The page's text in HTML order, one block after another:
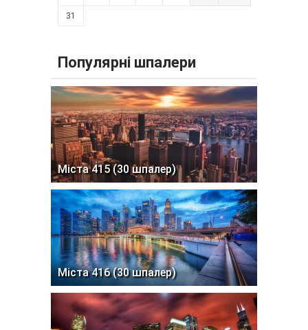
31
Популярні шпалери
Міста 415 (30 шпалер)
Міста 416 (30 шпалер)